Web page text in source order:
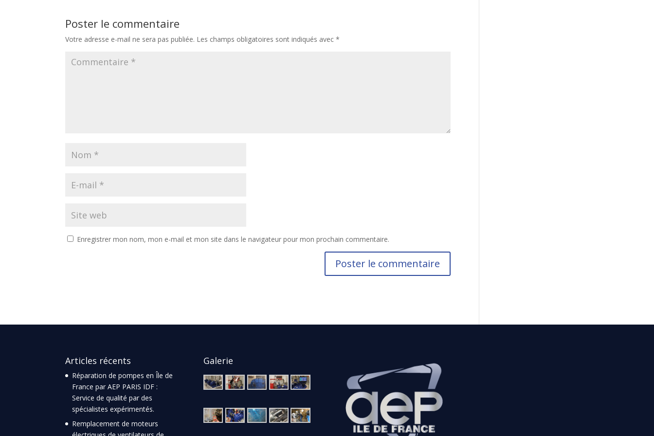
Poster le commentaire
Votre adresse e-mail ne sera pas publiée. Les champs obligatoires sont indiqués avec*
Enregistrer mon nom, mon e-mail et mon site dans le navigateur pour mon prochain commentaire.
Articles récents
Réparation de pompes en Île de
France par AEP PARIS IDF :
Service de qualité par des
spécialistes expérimentés.
Remplacement de moteurs
Galerie